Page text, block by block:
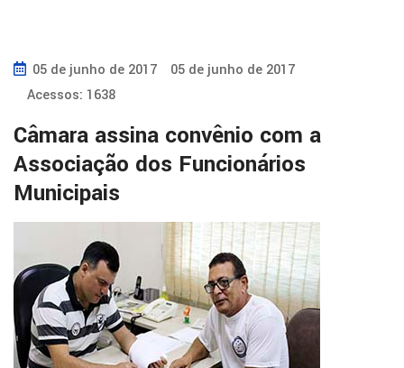
05 de junho de 2017
05 de junho de 2017
Acessos: 1638
Câmara assina convênio com a
Associação dos Funcionários
Municipais